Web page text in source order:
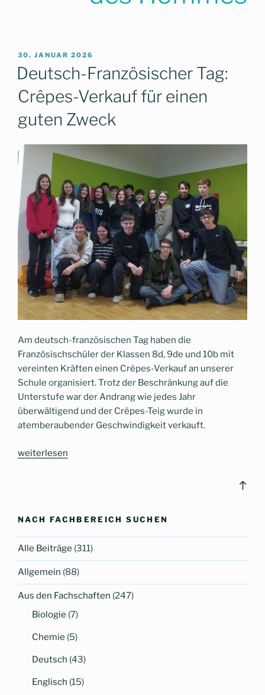
VERÖFFENTLICHT
AM
30. JANUAR 2026
Deutsch-Französischer Tag:
Crêpes-Verkauf für einen
guten Zweck
Am deutsch-französischen Tag haben die
Französischschüler der Klassen 8d, 9de und 10b mit
vereinten Kräften einen Crêpes-Verkauf an unserer
Schule organisiert. Trotz der Beschränkung auf die
Unterstufe war der Andrang wie jedes Jahr
überwältigend und der Crêpes-Teig wurde in
atemberaubender Geschwindigkeit verkauft.
„Deutsch-
für
einen
guten
Zweck“
weiterlesen
NACH FACHBEREICH SUCHEN
Alle Beiträge (311)
Allgemein (88)
Aus den Fachschaften (247)
Biologie (7)
Chemie (5)
Deutsch (43)
Englisch (15)